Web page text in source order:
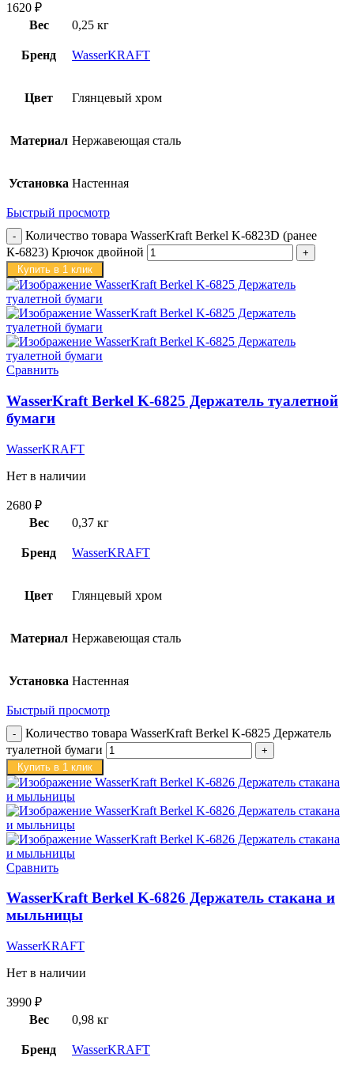
1620 ₽
Вес
0,25 кг
Бренд WasserKRAFT
Цвет Глянцевый хром
Материал Нержавеющая сталь
Установка Настенная
Быстрый просмотр
Количество товара WasserKraft Berkel K-6823D (ранее
К-6823) Крючок двойной
Купить в 1 клик
Сравнить
WasserKraft Berkel K-6825 Держатель туалетной
бумаги
WasserKRAFT
Нет в наличии
2680 ₽
Вес
0,37 кг
Бренд WasserKRAFT
Цвет Глянцевый хром
Материал Нержавеющая сталь
Установка Настенная
Быстрый просмотр
Количество товара WasserKraft Berkel K-6825 Держатель
туалетной бумаги
Купить в 1 клик
Сравнить
WasserKraft Berkel K-6826 Держатель стакана и
мыльницы
WasserKRAFT
Нет в наличии
3990 ₽
Вес
0,98 кг
Бренд WasserKRAFT